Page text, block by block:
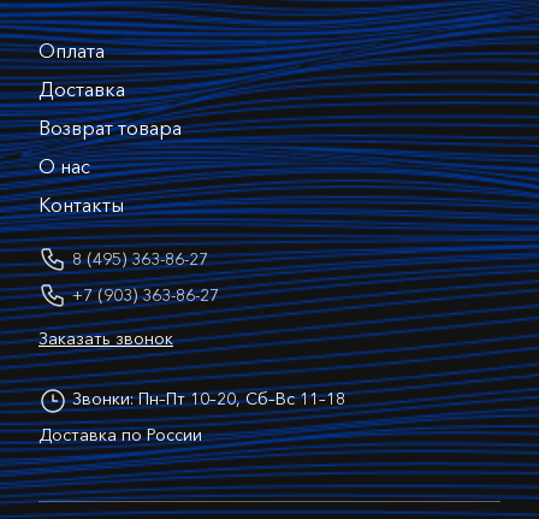
Оплата
Доставка
Возврат товара
О нас
Контакты
8 (495) 363-86-27
+7 (903) 363-86-27
Заказать звонок
Звонки: Пн–Пт 10–20, Сб–Вс 11–18
Доставка по России